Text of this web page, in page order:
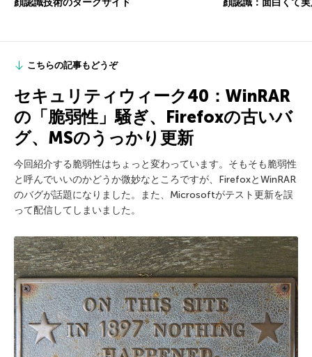
顔認識技術のダークサイド 顔認識：面白くて
こちらの記事もどうぞ
セキュリティウィーク40：WinRAR
の「脆弱性」騒ぎ、Firefoxの古いバ
グ、MSのうっかり更新
今回紹介する脆弱性はちょっと変わっています。そもそも脆弱性
と呼んでいいのかどうか微妙なところですが、FirefoxとWinRAR
のバグが話題になりました。また、Microsoftがテスト更新を誤
って配信してしまいました。